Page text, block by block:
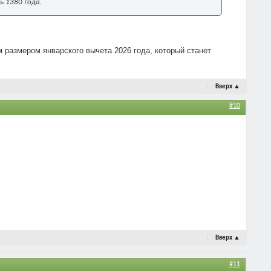
1380 года.
январского вычета 2026 года, который станет
Вверх ▲
#10
Вверх ▲
#11